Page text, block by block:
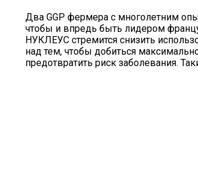
Два GGP фермера с многолетним
чтобы и впредь быть лидером
НУКЛЕУС стремится снизить
над тем, чтобы добиться
предотвратить риск заболевания.